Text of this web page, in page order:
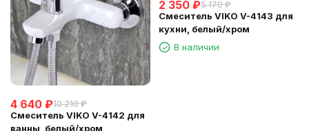
4 640 ₽10 210 ₽
Смеситель VIKO V-4142 для
ванны, белый/хром
2 350 ₽5 170 ₽
Смеситель VIKO V-4143 для
кухни, белый/хром
В наличии